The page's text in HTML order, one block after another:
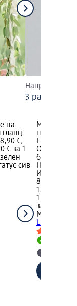
Направете 3
3 различни
на
гланц
€;
€ за 1
сив
Марка:
продукта:
Lipfinity
Основна
бр.);
Налично
Изберете
8,90 €
17,41 лв.
1 бр. (8,90
за 1 бр.)
MAX
Lipfinity 70,